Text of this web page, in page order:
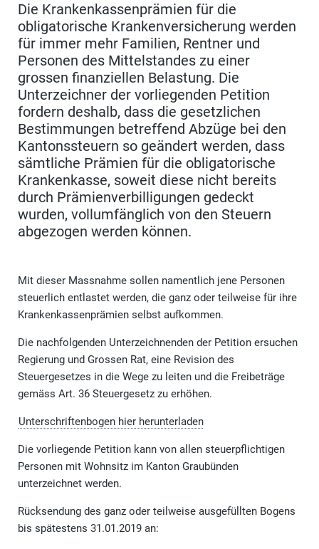
Die Krankenkassenprämien für die
obligatorische Krankenversicherung werden
für immer mehr Familien, Rentner und
Personen des Mittelstandes zu einer
grossen finanziellen Belastung. Die
Unterzeichner der vorliegenden Petition
fordern deshalb, dass die gesetzlichen
Bestimmungen betreffend Abzüge bei den
Kantonssteuern so geändert werden, dass
sämtliche Prämien für die obligatorische
Krankenkasse, soweit diese nicht bereits
durch Prämienverbilligungen gedeckt
wurden, vollumfänglich von den Steuern
abgezogen werden können.
Mit dieser Massnahme sollen namentlich jene Personen
steuerlich entlastet werden, die ganz oder teilweise für ihre
Krankenkassenprämien selbst aufkommen.
Die nachfolgenden Unterzeichnenden der Petition ersuchen
Regierung und Grossen Rat, eine Revision des
Steuergesetzes in die Wege zu leiten und die Freibeträge
gemäss Art. 36 Steuergesetz zu erhöhen.
Unterschriftenbogen hier herunterladen
Die vorliegende Petition kann von allen steuerpflichtigen
Personen mit Wohnsitz im Kanton Graubünden
unterzeichnet werden.
Rücksendung des ganz oder teilweise ausgefüllten Bogens
bis spätestens 31.01.2019 an: